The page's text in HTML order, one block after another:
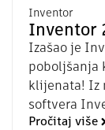
Inventor
Inventor
Izašao je
poboljšanja
klijenata! Iz
softvera
Pročitaj više